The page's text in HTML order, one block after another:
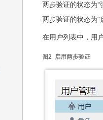
两步验证的状态为
两步验证的状态为
在用户列表中，用
图2 启用两步验证